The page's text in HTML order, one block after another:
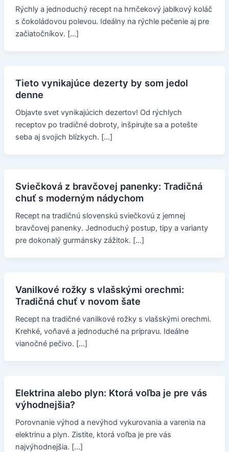
Rýchly a jednoduchý recept na hrnčekový jablkový koláč
s čokoládovou polevou. Ideálny na rýchle pečenie aj pre
začiatočníkov. […]
Tieto vynikajúce dezerty by som jedol
denne
Objavte svet vynikajúcich dezertov! Od rýchlych
receptov po tradičné dobroty, inšpirujte sa a potešte
seba aj svojich blízkych. […]
Sviečková z bravčovej panenky: Tradičná
chuť s moderným nádychom
Recept na tradičnú slovenskú sviečkovú z jemnej
bravčovej panenky. Jednoduchý postup, tipy a varianty
pre dokonalý gurmánsky zážitok. […]
Vanilkové rožky s vlašskými orechmi:
Tradičná chuť v novom šate
Recept na tradičné vanilkové rožky s vlašskými orechmi.
Krehké, voňavé a jednoduché na prípravu. Ideálne
vianočné pečivo. […]
Elektrina alebo plyn: Ktorá voľba je pre vás
výhodnejšia?
Porovnanie výhod a nevýhod vykurovania a varenia na
elektrinu a plyn. Zistite, ktorá voľba je pre vás
najvýhodnejšia. […]